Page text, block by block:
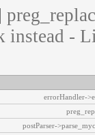
instead -
errorHandler-
postParser-